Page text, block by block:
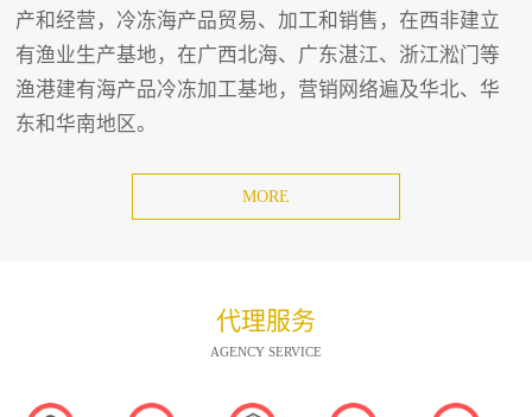
产和经营，冷冻海产品贸易、加工和销售，在西非建立
有渔业生产基地，在广西北海、广东湛江、浙江淞门等
渔港建有海产品冷冻加工基地，营销网络遍及华北、华
东和华南地区。
MORE
代理服务
AGENCY SERVICE